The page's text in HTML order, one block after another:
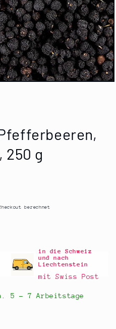
250 g
berechnet
in die Schweiz
und nach
Liechtenstein
mit Swiss Post
5 - 7 Arbeitstage